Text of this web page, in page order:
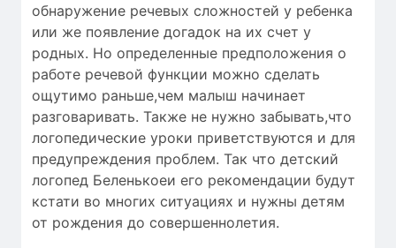
обнаружение речевых сложностей у ребенка
или же появление догадок на их счет у
родных. Но определенные предположения о
работе речевой функции можно сделать
ощутимо раньше,чем малыш начинает
разговаривать. Также не нужно забывать,что
логопедические уроки приветствуются и для
предупреждения проблем. Так что детский
логопед Беленькоеи его рекомендации будут
кстати во многих ситуациях и нужны детям
от рождения до совершеннолетия.